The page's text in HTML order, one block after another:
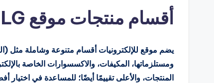
أقسام منتجات موقع LG للإلكترونيات
يضم موقع للإلكترونيات أقسام متنوعة وشاملة مثل
ومستلزماتها، المكيفات، والاكسسوارات الخاصة
المنتجات، والأعلى تقييمًا أيضًا؛ للمساعدة في